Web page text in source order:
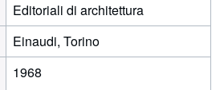
Editoriali di architettura
Einaudi, Torino
1968